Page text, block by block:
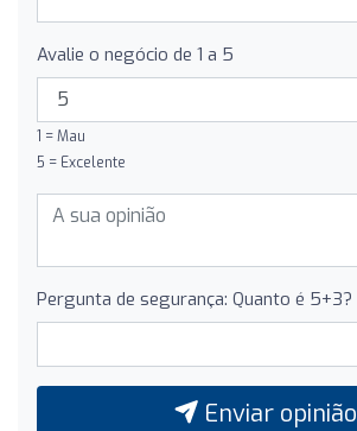
Avalie o negócio de 1 a 5
1 = Mau
5 = Excelente
Pergunta de segurança: Quanto é 5+3?
Enviar opinião